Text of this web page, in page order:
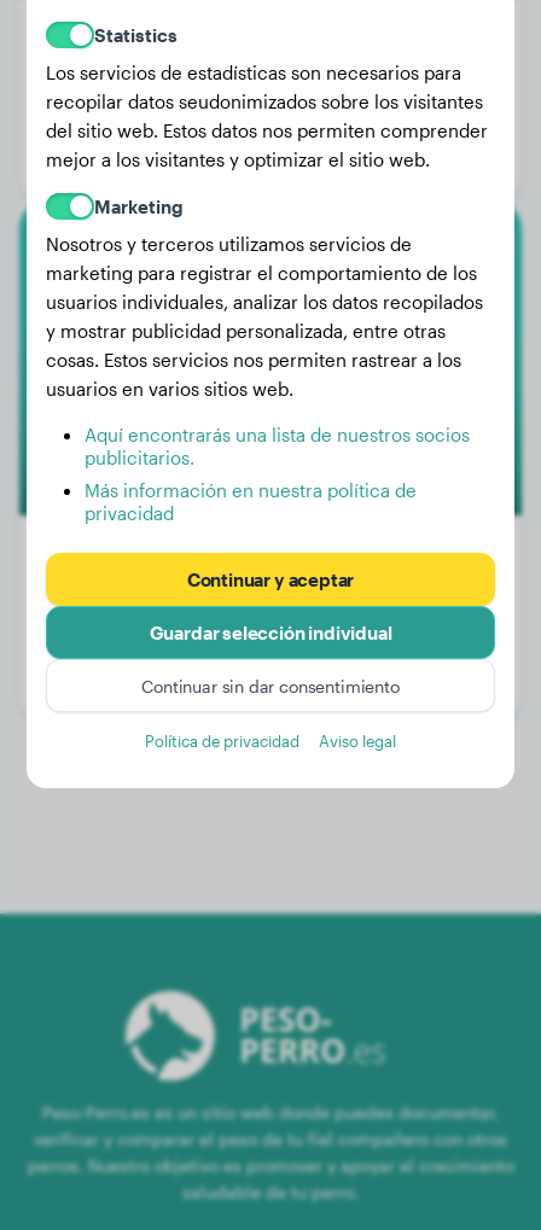
33 kg
Edad:
4 años, 7 meses
Género:
Pastor Australiano
Nala
Peso:
18 kg
Edad:
5 años, 2 meses
Peso-Perro.es es un sitio web donde puedes documentar,
verificar y comparar el peso de tu fiel compañero con otros
perros. Nuestro objetivo es promover y apoyar el crecimiento
saludable de tu perro.
Statistics
Los servicios de estadísticas son necesarios para
recopilar datos seudonimizados sobre los visitantes
del sitio web. Estos datos nos permiten comprender
mejor a los visitantes y optimizar el sitio web.
Marketing
Nosotros y terceros utilizamos servicios de
marketing para registrar el comportamiento de los
usuarios individuales, analizar los datos recopilados
y mostrar publicidad personalizada, entre otras
cosas. Estos servicios nos permiten rastrear a los
usuarios en varios sitios web.
Aquí encontrarás una lista de nuestros socios
publicitarios.
Más información en nuestra política de
privacidad
Continuar y aceptar
Guardar selección individual
Continuar sin dar consentimiento
Política de privacidad Aviso legal